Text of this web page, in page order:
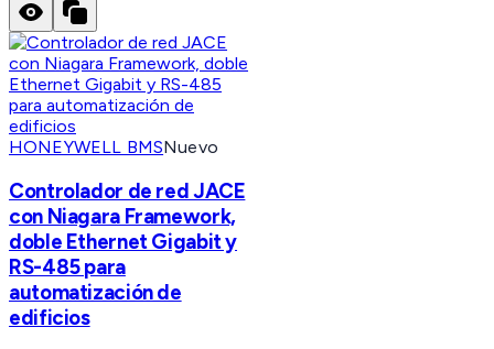
HONEYWELL BMSNuevo
Controlador de red JACE
con Niagara Framework,
doble Ethernet Gigabit y
RS-485 para
automatización de
edificios